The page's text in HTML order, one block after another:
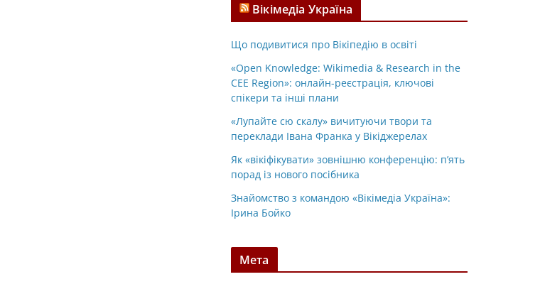
Вікімедіа Україна
Що подивитися про Вікіпедію в освіті
«Open Knowledge: Wikimedia & Research in the
CEE Region»: онлайн-реєстрація, ключові
спікери та інші плани
«Лупайте сю скалу» вичитуючи твори та
переклади Івана Франка у Вікіджерелах
Як «вікіфікувати» зовнішню конференцію: п’ять
порад із нового посібника
Знайомство з командою «Вікімедіа Україна»:
Ірина Бойко
Мета